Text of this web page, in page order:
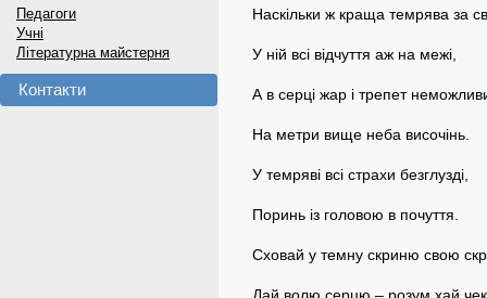
Педагоги
Учні
Літературна майстерня
Контакти
Наскільки ж краща темрява за
У ній всі відчуття аж на межі,
А в серці жар і трепет
На метри вище неба височінь.
У темряві всі страхи безглузді,
Поринь із головою в почуття.
Сховай у темну скриню свою